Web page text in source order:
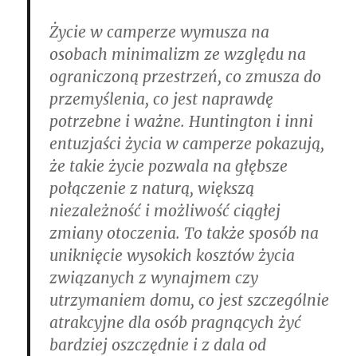
Życie w camperze wymusza na
osobach minimalizm ze względu na
ograniczoną przestrzeń, co zmusza do
przemyślenia, co jest naprawdę
potrzebne i ważne. Huntington i inni
entuzjaści życia w camperze pokazują,
że takie życie pozwala na głębsze
połączenie z naturą, większą
niezależność i możliwość ciągłej
zmiany otoczenia. To także sposób na
uniknięcie wysokich kosztów życia
związanych z wynajmem czy
utrzymaniem domu, co jest szczególnie
atrakcyjne dla osób pragnących żyć
bardziej oszczędnie i z dala od